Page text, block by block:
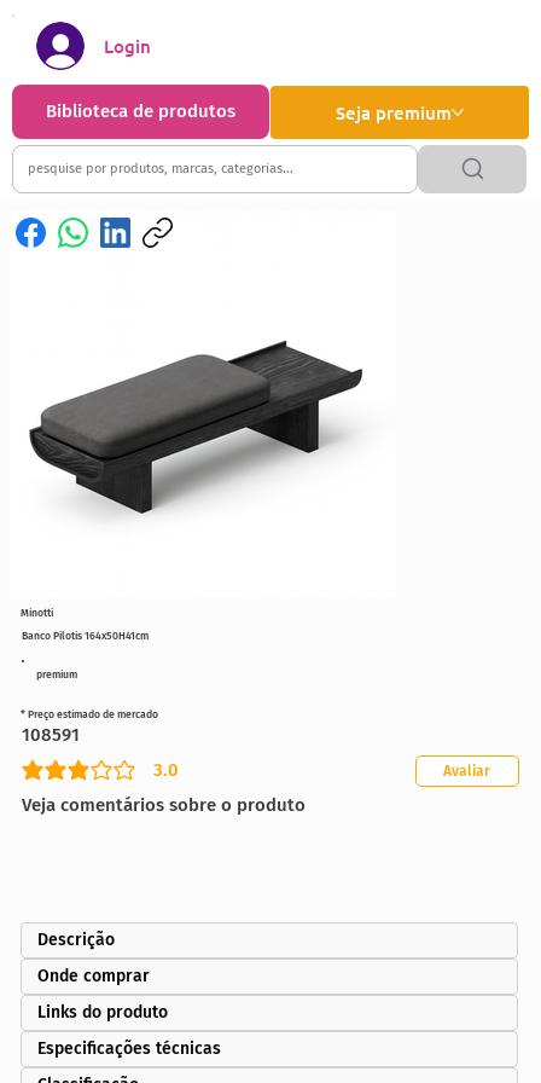
Seja premium
Biblioteca de produtos
Login
premium
Banco Pilotis 164x50H41cm
3.0
classificação média é 3 de 5
Veja comentários sobre o produto
Avaliar
* Preço estimado de mercado
108591
Minotti
Descrição
Onde comprar
Links do produto
Especificações técnicas